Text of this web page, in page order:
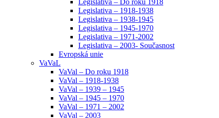
Legislativa – 1918-1938
Legislativa – 1938-1945
Legislativa – 1945-1970
Legislativa – 1971-2002
Legislativa – 2003- Současnost
Evropská unie
VaVaL
VaVal – Do roku 1918
VaVal – 1918-1938
VaVal – 1939 – 1945
VaVal – 1945 – 1970
VaVal – 1971 – 2002
VaVal – 2003